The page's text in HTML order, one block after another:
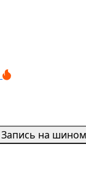
Запись на